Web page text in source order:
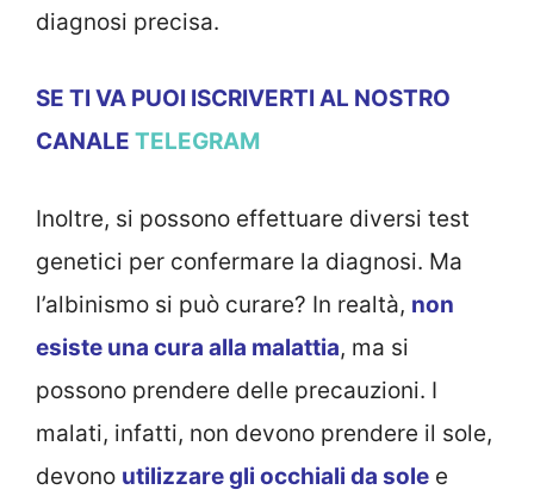
diagnosi precisa.
SE TI VA PUOI ISCRIVERTI AL NOSTRO
CANALE TELEGRAM
Inoltre, si possono effettuare diversi test
genetici per confermare la diagnosi. Ma
l’albinismo si può curare? In realtà, non
esiste una cura alla malattia, ma si
possono prendere delle precauzioni. I
malati, infatti, non devono prendere il sole,
devono utilizzare gli occhiali da sole e